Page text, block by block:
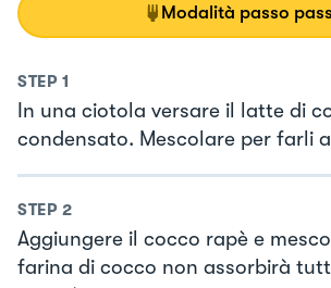
Modalità passo
STEP 1
In una ciotola versare il latte di
condensato. Mescolare per farli
STEP 2
Aggiungere il cocco rapè e
farina di cocco non assorbirà